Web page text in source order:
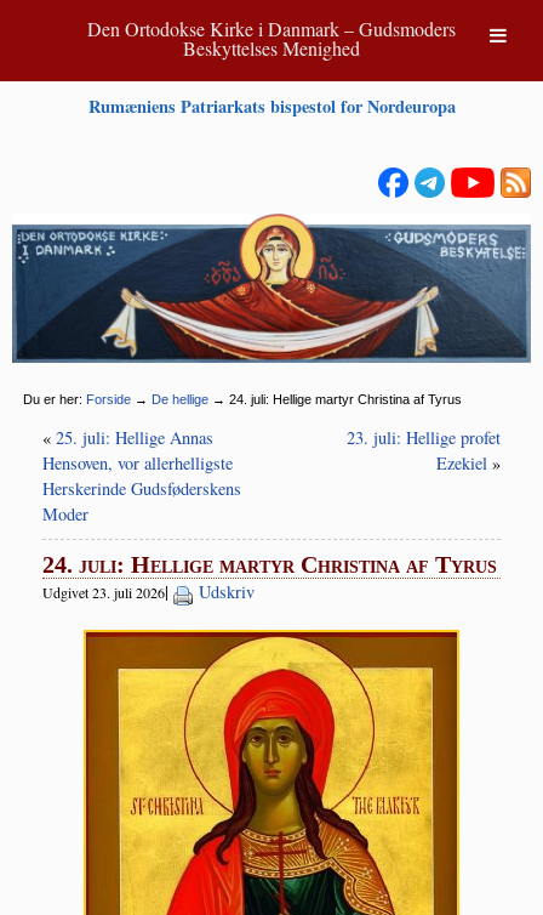
Den Ortodokse Kirke i Danmark – Gudsmoders
Beskyttelses Menighed
Rumæniens Patriarkats bispestol for Nordeuropa
Du er her: Forside → De hellige → 24. juli: Hellige martyr Christina af Tyrus
« 25. juli: Hellige Annas
Hensoven, vor allerhelligste
Herskerinde Gudsføderskens
Moder
23. juli: Hellige profet
Ezekiel »
24. juli: Hellige martyr Christina af Tyrus
Udgivet 23. juli 2026| Udskriv